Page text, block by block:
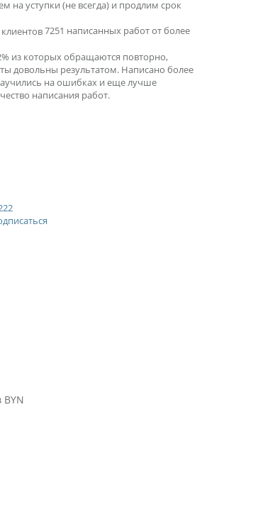
на уступки (не всегда) и продлим срок
7251 написанных работ от более
из которых обращаются повторно,
довольны результатом. Написано более
на ошибках и еще лучше
написания работ.
BYN